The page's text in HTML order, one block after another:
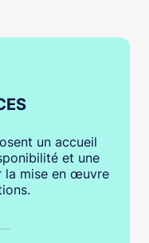
un accueil
et une
la mise en œuvre